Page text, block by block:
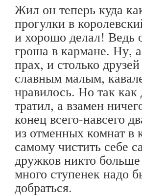
Жил он теперь куда
прогулки в
и хорошо делал! Ведь
гроша в кармане. Ну,
прах, и столько
славным малым,
нравилось. Но так как
тратил, а взамен
конец всего-навсего
из отменных комнат
самому чистить себе
дружков никто
много ступенек надо
добраться.